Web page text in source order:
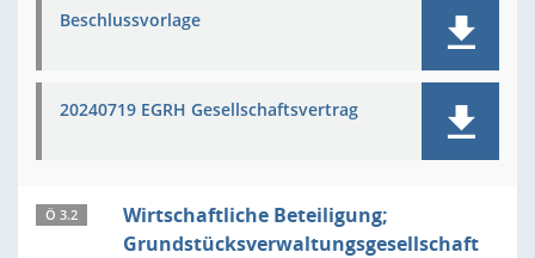
Beschlussvorlage
20240719 EGRH Gesellschaftsvertrag
Ö 3.2
Wirtschaftliche Beteiligung;
Grundstücksverwaltungsgesellschaft